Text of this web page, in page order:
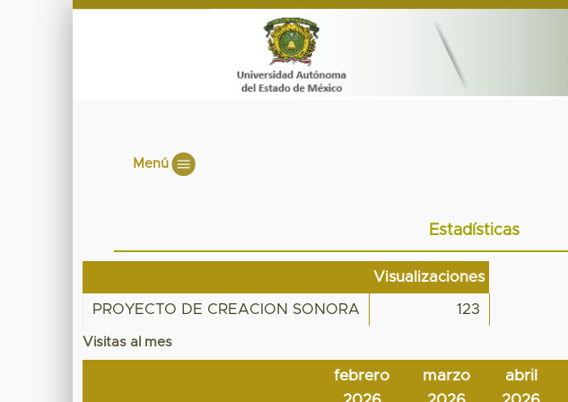
Menú
Estadísticas
Visualizaciones
PROYECTO DE CREACION SONORA 123
Visitas al mes
febrero
marzo
abril